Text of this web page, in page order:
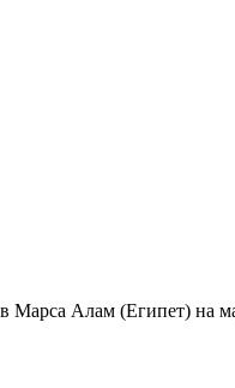
Алам (Египет) на